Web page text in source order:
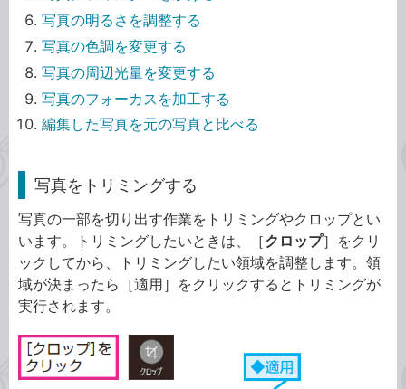
写真の明るさを調整する
写真の色調を変更する
写真の周辺光量を変更する
写真のフォーカスを加工する
編集した写真を元の写真と比べる
写真をトリミングする
写真の一部を切り出す作業をトリミングやクロップとい
います。トリミングしたいときは、［クロップ］をクリ
ックしてから、トリミングしたい領域を調整します。領
域が決まったら［適用］をクリックするとトリミングが
実行されます。